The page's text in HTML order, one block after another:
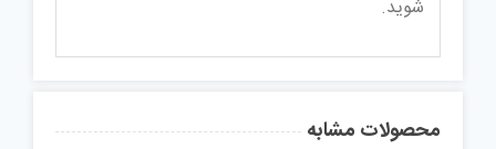
شوید.
محصولات مشابه